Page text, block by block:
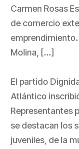
Carmen Rosas
de comercio
Molina, […]
El partido
Atlántico
Representantes
se destacan los
juveniles, de la